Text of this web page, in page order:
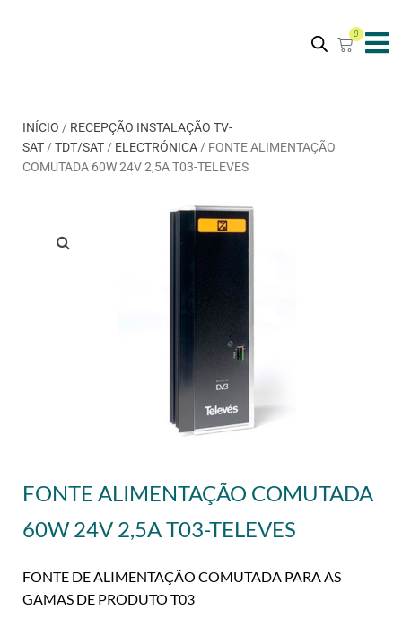
0
INÍCIO / RECEPÇÃO INSTALAÇÃO TV-
SAT / TDT/SAT / ELECTRÓNICA / FONTE ALIMENTAÇÃO
COMUTADA 60W 24V 2,5A T03-TELEVES
FONTE ALIMENTAÇÃO COMUTADA
60W 24V 2,5A T03-TELEVES
FONTE DE ALIMENTAÇÃO COMUTADA PARA AS
GAMAS DE PRODUTO T03